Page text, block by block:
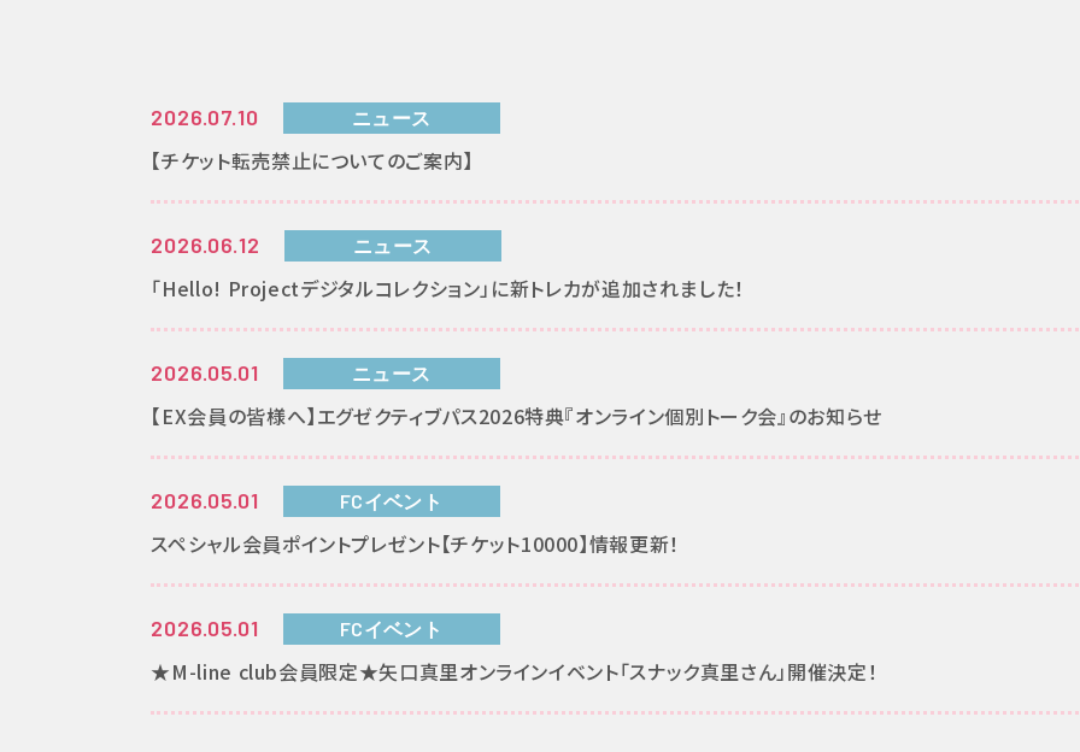
2026.07.10 ニュース
【チケット転売禁止についてのご案内】
2026.06.12 ニュース
「Hello! Projectデジタルコレクション」に新トレカが追加されました！
2026.05.01 ニュース
【EX会員の皆様へ】エグゼクティブパス2026特典『オンライン個別トーク会』のお知らせ
2026.05.01 FCイベント
スペシャル会員ポイントプレゼント【チケット10000】情報更新！
2026.05.01 FCイベント
★M-line club会員限定★矢口真里オンラインイベント「スナック真里さん」開催決定！